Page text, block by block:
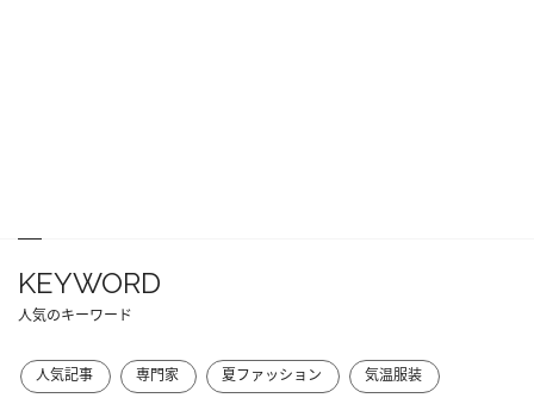
KEYWORD
人気のキーワード
人気記事 専門家 夏ファッション
気温服装